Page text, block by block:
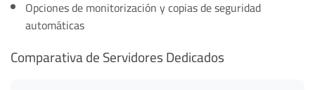
Opciones de monitorización y copias de seguridad
automáticas
Comparativa de Servidores Dedicados